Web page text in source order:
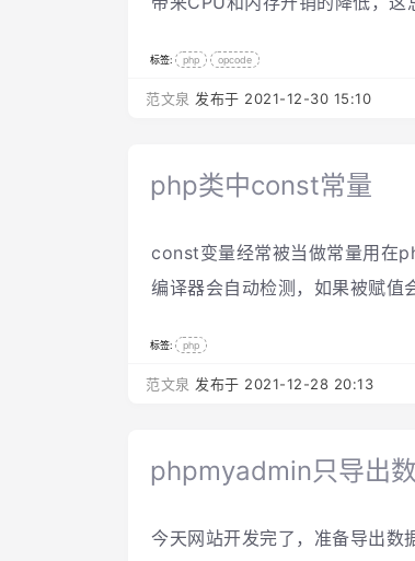
标签: php opcode
范文泉 发布于 2021-12-30 15:10
php类中const常量
const变量经常被当做常量用在
编译器会自动检测，如果被赋值
标签: php
范文泉 发布于 2021-12-28 20:13
phpmyadmin只导出
今天网站开发完了，准备导出数